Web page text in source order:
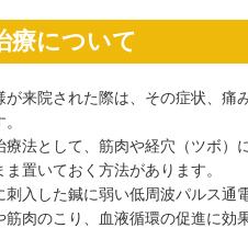
療について
が来院された際は、その症状、痛
療法として、筋肉や経穴（ツボ）
ま置いておく方法があります。
刺入した鍼に弱い低周波パルス通
筋肉のこり、血液循環の促進に効